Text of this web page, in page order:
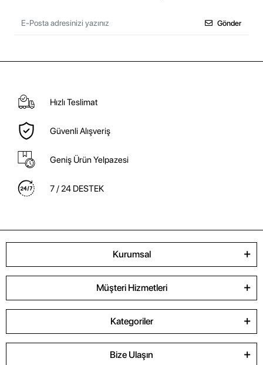
Gönder
Hızlı Teslimat
Güvenli Alışveriş
Geniş Ürün Yelpazesi
7 / 24 DESTEK
Kurumsal
Müşteri Hizmetleri
Kategoriler
Bize Ulaşın